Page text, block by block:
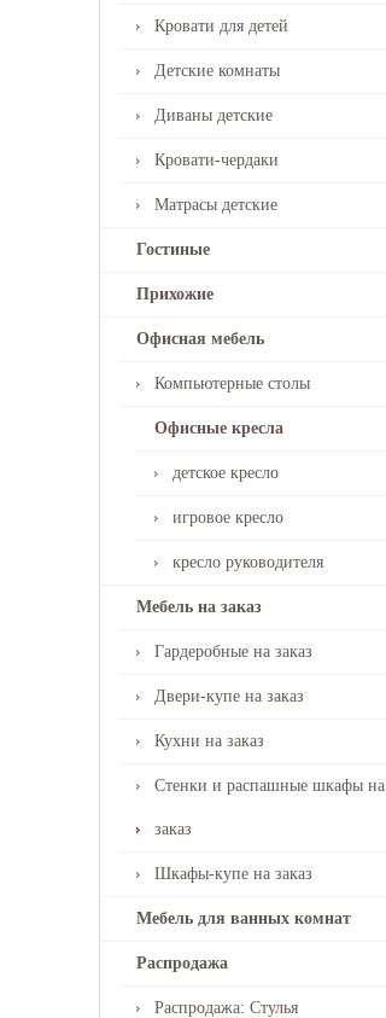
Кровати для детей
Детские комнаты
Диваны детские
Кровати-чердаки
Матрасы детские
Гостиные
Прихожие
Офисная мебель
Компьютерные столы
Офисные кресла
детское кресло
игровое кресло
кресло руководителя
Мебель на заказ
Гардеробные на заказ
Двери-купе на заказ
Кухни на заказ
Стенки и распашные шкафы на
заказ
Шкафы-купе на заказ
Мебель для ванных комнат
Распродажа
Распродажа: Стулья